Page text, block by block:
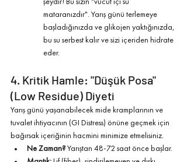
mataranızdır". Yarış günü terlemeye
başladığınızda ve glikojen yaktığınızda,
bu su serbest kalır ve sizi içeriden hidrate
eder.
4. Kritik Hamle: "Düşük Posa"
(Low Residue) Diyeti
Yarış günü yaşanabilecek mide kramplarının ve
tuvalet ihtiyacının (GI Distress) önüne geçmek için
bağırsak içeriğinin hacmini minimize etmelisiniz.
Ne Zaman? Yarıştan 48-72 saat önce başlar.